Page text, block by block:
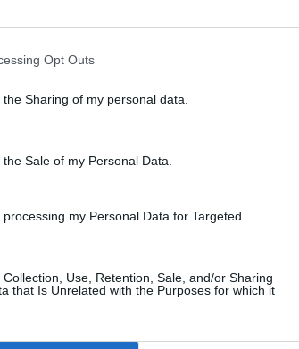
Opt Outs
Sharing of my personal data.
Sale of my Personal Data.
my Personal Data for Targeted
Use, Retention, Sale, and/or Sharing
that Is Unrelated with the Purposes for which it